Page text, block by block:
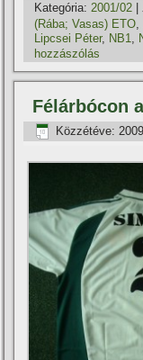
Kategória: 2001/02 |
(Rába; Vasas) ETO,
Lipcsei Péter, NB1
hozzászólás
Félárbócon
Közzétéve: